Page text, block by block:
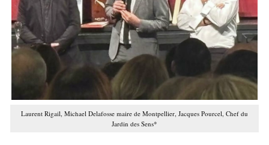
Laurent Rigail, Michael Delafosse maire de Montpellier, Jacques Pourcel, Chef du
Jardin des Sens*